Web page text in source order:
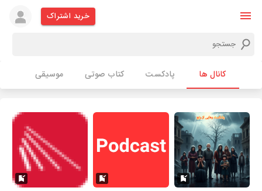
خرید اشتراک
کانال ها پادکست کتاب صوتی موسیقی